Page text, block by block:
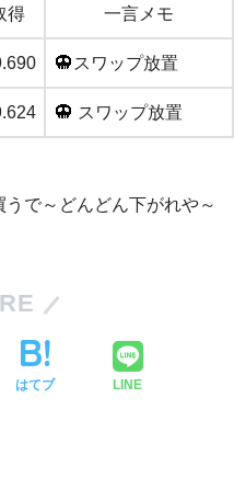
得 一言メモ
スワップ放置
スワップ放置
で～どんどん下がれや～
はてブ LINE